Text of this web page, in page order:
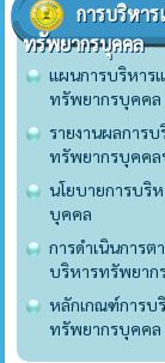
การบริหา
ทรัพยากรบุคคล
แผนการบริหาร
ทรัพยากรบุคคล
รายงานผลการ
ทรัพยากรบุคคล
นโยบายการบริ
บุคคล
การดำเนินการต
บริหารทรัพยาก
หลักเกณฑ์การ
ทรัพยากรบุคคล